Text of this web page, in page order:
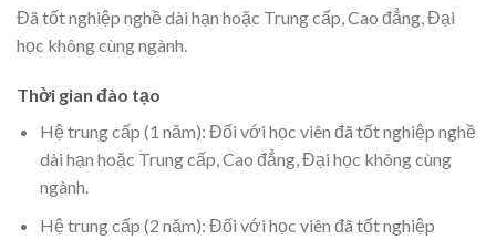
Đã tốt nghiệp nghề dài hạn hoặc Trung cấp, Cao đẳng, Đại
học không cùng ngành.
Thời gian đào tạo
Hệ trung cấp (1 năm): Đối với học viên đã tốt nghiệp nghề
dài hạn hoặc Trung cấp, Cao đẳng, Đại học không cùng
ngành.
Hệ trung cấp (2 năm): Đối với học viên đã tốt nghiệp